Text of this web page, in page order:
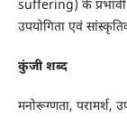
suffering) के
उपयोगिता एवं
कुंजी शब्द
मनोरूग्णता, परामर्श,